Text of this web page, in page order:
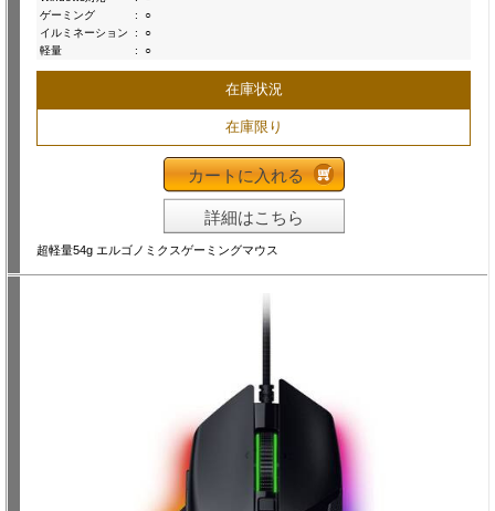
ゲーミング
:
○
イルミネーション
:
○
軽量
: ○
在庫状況
在庫限り
カートに入れる
詳細はこちら
超軽量54g エルゴノミクスゲーミングマウス